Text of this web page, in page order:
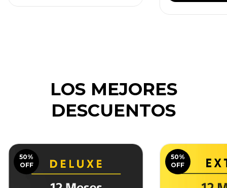
LOS MEJORES
DESCUENTOS
50%
OFF
50%
OFF